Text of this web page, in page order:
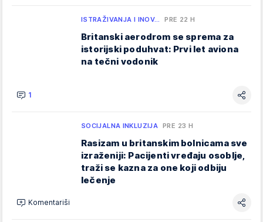
ISTRAŽIVANJA I INOV… PRE 22 H
Britanski aerodrom se sprema za
istorijski poduhvat: Prvi let aviona
na tečni vodonik
1
SOCIJALNA INKLUZIJA PRE 23 H
Rasizam u britanskim bolnicama sve
izraženiji: Pacijenti vređaju osoblje,
traži se kazna za one koji odbiju
lečenje
Komentariši